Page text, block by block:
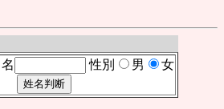
名 性別 男 女